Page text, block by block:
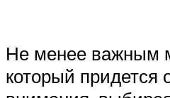
Не менее важным
который придется